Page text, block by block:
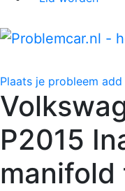
Plaats je probleem add
P2015
manifold